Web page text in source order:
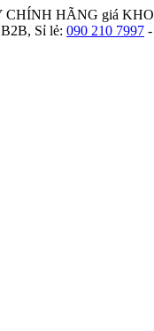
CHÍNH HÃNG giá KHO
Sỉ lẻ: 090 210 7997 -